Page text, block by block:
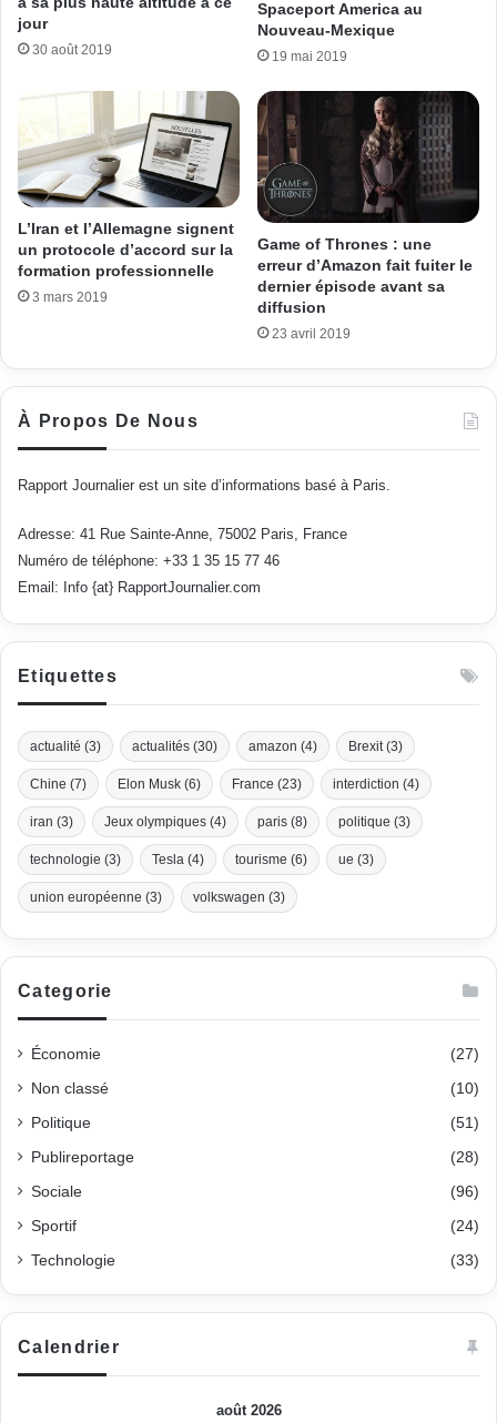
jour
30 août 2019
Spaceport America au
Nouveau-Mexique
19 mai 2019
L’Iran et l’Allemagne signent
un protocole d’accord sur la
formation professionnelle
3 mars 2019
Game of Thrones : une
erreur d’Amazon fait fuiter le
dernier épisode avant sa
diffusion
23 avril 2019
À Propos De Nous
Rapport Journalier est un site d’informations basé à Paris.
Adresse: 41 Rue Sainte-Anne, 75002 Paris, France
Numéro de téléphone: +33 1 35 15 77 46
Email: Info {at} RapportJournalier.com
Etiquettes
actualité (3) actualités (30) amazon (4) Brexit (3)
Chine (7) Elon Musk (6) France (23) interdiction (4)
iran (3) Jeux olympiques (4) paris (8) politique (3)
technologie (3) Tesla (4) tourisme (6) ue (3)
union européenne (3) volkswagen (3)
Categorie
Économie (27)
Non classé (10)
Politique (51)
Publireportage (28)
Sociale (96)
Sportif (24)
Technologie (33)
Calendrier
août 2026